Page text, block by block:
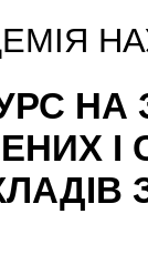
НА
І